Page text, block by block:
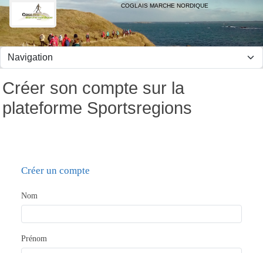
COGLAIS MARCHE NORDIQUE
Créer son compte sur la
plateforme Sportsregions
Créer un compte
Nom
Prénom
Panneau de gestion des cookies